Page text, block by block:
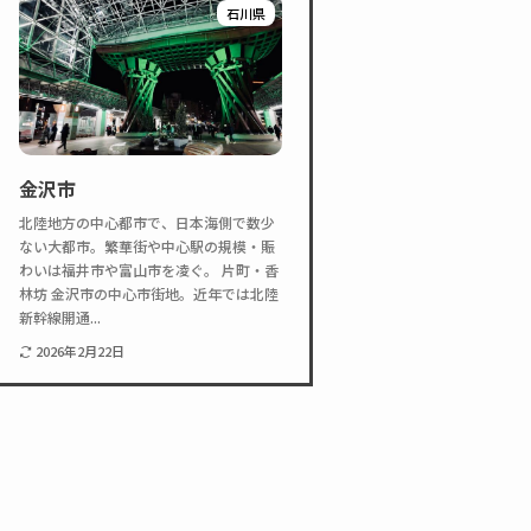
石川県
金沢市
北陸地方の中心都市で、日本海側で数少
ない大都市。繁華街や中心駅の規模・賑
わいは福井市や富山市を凌ぐ。 片町・香
林坊 金沢市の中心市街地。近年では北陸
新幹線開通...
2026年2月22日